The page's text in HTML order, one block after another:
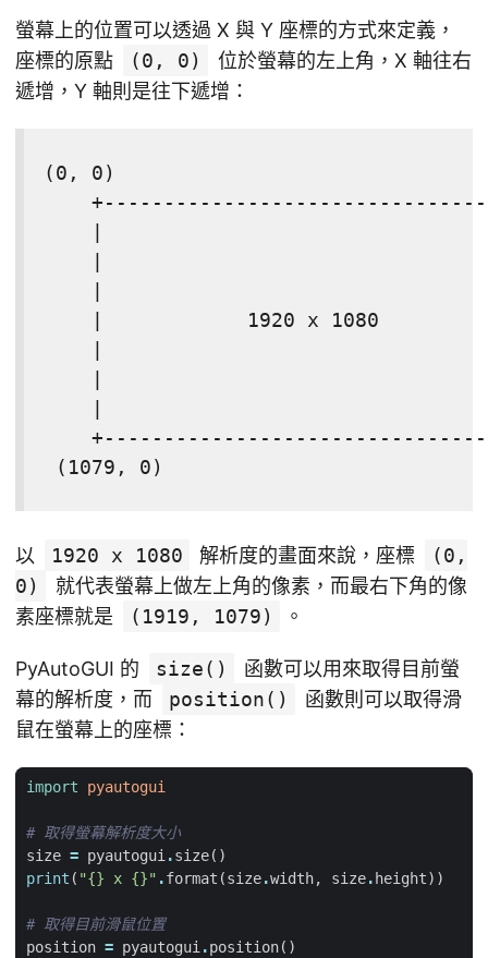
螢幕上的位置可以透過 X 與 Y 座標的方式來定義，
座標的原點
(0, 0)
位於螢幕的左上角，X 軸往右
遞增，Y 軸則是往下遞增：
(0, 0)
|            1920 x 1080
(1079, 0)
以 1920 x 1080 解析度的畫面來說，座標
(0,
0)
就代表螢幕上做左上角的像素，而最右下角的像
素座標就是
(1919, 1079) 。
PyAutoGUI 的 size()
函數可以用來取得目前螢
幕的解析度，而
position()
函數則可以取得滑
鼠在螢幕上的座標：
import pyautogui
# 取得螢幕解析度大小
size = pyautogui.size()
print ( "{} x {}" .format (size.width, size. height))
# 取得目前滑鼠位置
position = pyautogui.position()